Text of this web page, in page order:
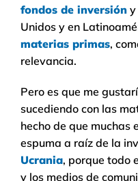
fondos de inversión y
Unidos y en
materias primas,
relevancia.
Pero es que me
sucediendo con las
hecho de que muchas
espuma a raíz de la
Ucrania, porque todo
y los medios de